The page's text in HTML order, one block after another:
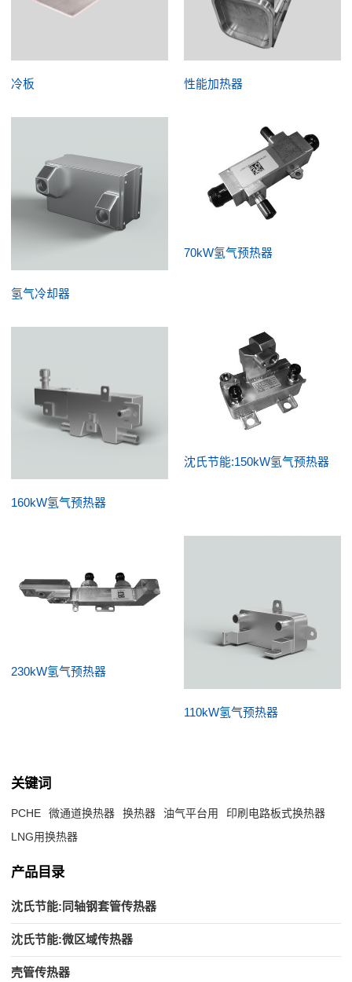
冷板 性能加热器
氢气冷却器
70kW氢气预热器
160kW氢气预热器
沈氏节能:150kW氢气预热器
230kW氢气预热器
110kW氢气预热器
关键词
PCHE 微通道换热器 换热器 油气平台用
印刷电路板式换热器
LNG用换热器
产品目录
沈氏节能:同轴钢套管传热器
沈氏节能:微区域传热器
壳管传热器